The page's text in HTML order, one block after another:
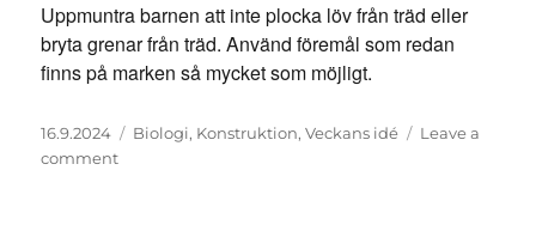
Uppmuntra barnen att inte plocka löv från träd eller
bryta grenar från träd. Använd föremål som redan
finns på marken så mycket som möjligt.
Posted
on
16.9.2024 Categories
Biologi, Konstruktion,Veckans idé
Leave a
commenton